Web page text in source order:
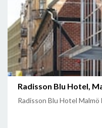
Radisson Blu Hotel,
Radisson Blu Hotel Malmö